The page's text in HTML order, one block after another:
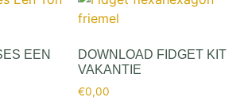
EEN
DOWNLOAD FIDGET KIT
VAKANTIE
€0,00